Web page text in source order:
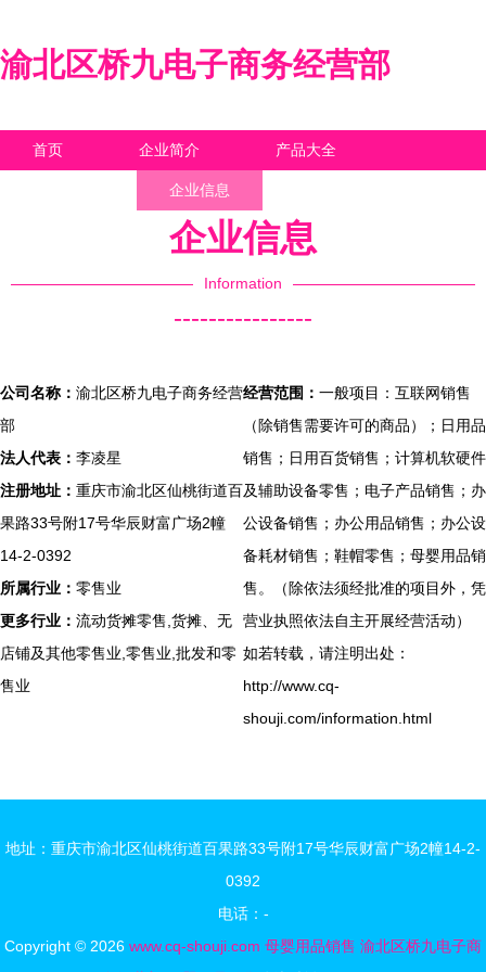
渝北区桥九电子商务经营部
首页 企业简介 产品大全
企业信息
企业信息
Information
----------------
公司名称： 渝北区桥九电子商务经营
部
法人代表： 李凌星
注册地址： 重庆市渝北区仙桃街道百
果路33号附17号华辰财富广场2幢
14-2-0392
所属行业： 零售业
更多行业： 流动货摊零售,货摊、无
店铺及其他零售业,零售业,批发和零
售业
经营范围： 一般项目：互联网销售
（除销售需要许可的商品）；日用品
销售；日用百货销售；计算机软硬件
及辅助设备零售；电子产品销售；办
公设备销售；办公用品销售；办公设
备耗材销售；鞋帽零售；母婴用品销
售。（除依法须经批准的项目外，凭
营业执照依法自主开展经营活动）
如若转载，请注明出处：
http://www.cq-
shouji.com/information.html
地址：重庆市渝北区仙桃街道百果路33号附17号华辰财富广场2幢14-2-
0392
电话：-
Copyright © 2026 www.cq-shouji.com 母婴用品销售 渝北区桥九电子商